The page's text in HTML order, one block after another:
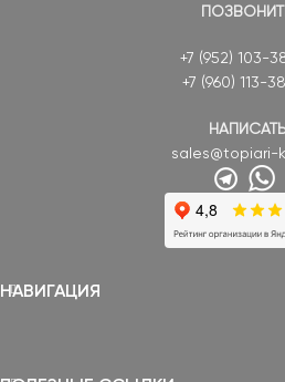
+7 (952) 103-
+7 (960) 113-
sales@topiari-
НАВИГАЦИЯ